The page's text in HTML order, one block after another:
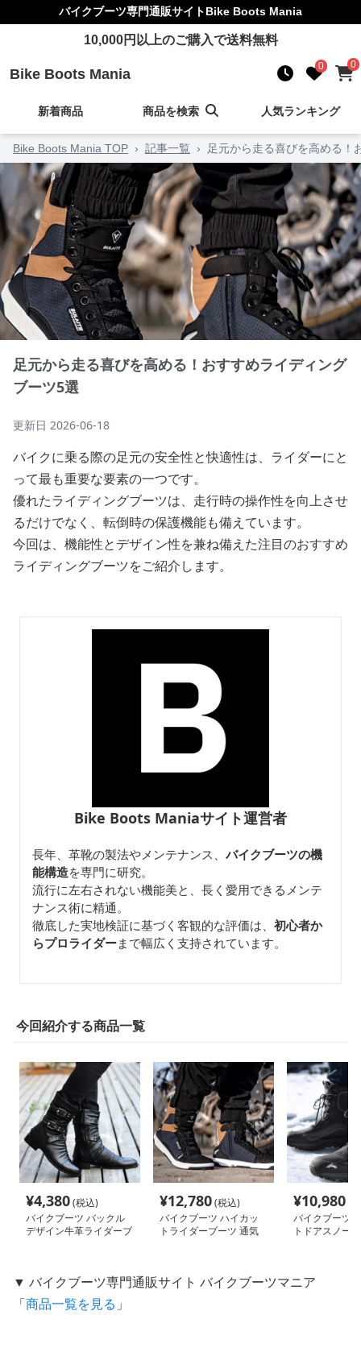
バイクブーツ専門通販サイトBike Boots Mania
10,000円以上のご購入で送料無料
Bike Boots Mania 0 0
新着商品 商品を検索 人気ランキング
Bike Boots Mania TOP › 記事一覧 › 足元から走る喜びを高める！
足元から走る喜びを高める！おすすめライディング
ブーツ5選
更新日 2026-06-18
バイクに乗る際の足元の安全性と快適性は、ライダーにと
って最も重要な要素の一つです。
優れたライディングブーツは、走行時の操作性を向上させ
るだけでなく、転倒時の保護機能も備えています。
今回は、機能性とデザイン性を兼ね備えた注目のおすすめ
ライディングブーツをご紹介します。
Bike Boots Maniaサイト運営者
長年、革靴の製法やメンテナンス、 バイクブーツの機
能構造を専門に研究。
流行に左右されない機能美と、長く愛用できるメンテ
ナンス術に精通。
徹底した実地検証に基づく客観的な評価は、 初心者か
らプロライダーまで幅広く支持されています。
今回紹介する商品一覧
¥4,380(税込)
バイクブーツ バックル
デザイン牛革ライダーブ
¥12,780(税込)
バイクブーツ ハイカッ
トライダーブーツ 通気
¥10,980
バイクブーツ
トドアスノー
▼ バイクブーツ専門通販サイト バイクブーツマニア
「商品一覧を見る 」